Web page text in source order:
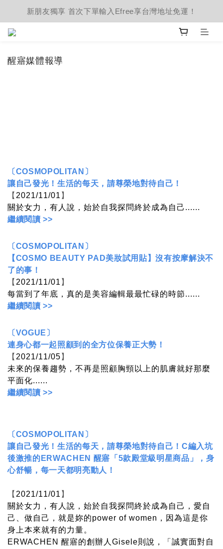
新朋友獨享 首次下單輸入Efree享台灣地址免運！
醒寤媒體報導
〔COSMOPOLITAN〕
讓自己發光！生活的每天，請尊榮地對待自己！
【 2021/11/01 】
關於女力，有人說，始於自我探問終於成為自己......
繼續閱讀 >>
〔COSMOPOLITAN〕
【COSMO BEAUTY PAD美妝試用貼】沒有按摩解決不
了的事！
【 2021/11/01 】
每當到了年底，真的是美容編輯最最忙碌的時節......
繼續閱讀 >>
〔VOGUE〕
連身心都一起照顧到的全方位保養正大勢！
【 2021/11/05 】
未來的保養趨勢，不再是照顧胸頸以上的肌膚就好那麼
平面化......
繼續閱讀 >>
〔COSMOPOLITAN 〕
讓自己發光！生活的每天，請尊榮地對待自己！C編入坑
後激推的ERWACHEN 醒寤「5款殿堂級明星商品」，身
心舒暢，每一天都明亮動人！
【 2021/11/01 】
關於女力，有人說，始於自我探問終於成為自己，愛自
己、做自己，就是妳的power of women，因為這是你
身上本來就有的力量。
ERWACHEN 醒寤的創辦人Gisele則說，「誠實面對自